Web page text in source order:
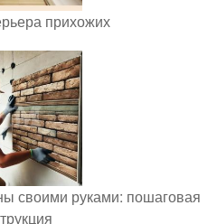
прихожих
своими руками: пошаговая